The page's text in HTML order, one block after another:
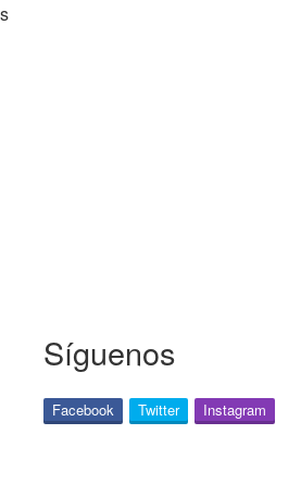
Síguenos
Facebook Twitter Instagram